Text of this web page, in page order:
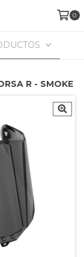
0
R - SMOKE